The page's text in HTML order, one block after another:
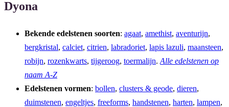
Dyona
Bekende edelstenen soorten: agaat, amethist, aventurijn,
bergkristal, calciet, citrien, labradoriet, lapis lazuli, maansteen,
robijn, rozenkwarts, tijgeroog, toermalijn. Alle edelstenen op
naam A-Z
Edelstenen vormen: bollen, clusters & geode, dieren,
duimstenen, engeltjes, freeforms, handstenen, harten, lampen,